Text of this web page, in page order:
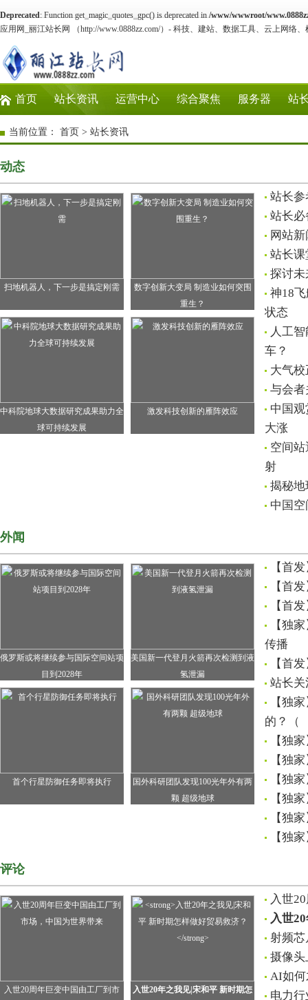
Deprecated: Function get_magic_quotes_gpc() is deprecated in/www/wwwroot/
应用网_丽江站长网 （http://www.0888zz.com/）- 科技、建站、数据工具、云上网络
首页 站长资讯 运营中心 综合聚焦 服务器 站
当前位置： 首页 > 站长资讯
动态
扫地机器人，下一步是搞定刚需
数字创新大变局 制造业如何突围
重生？
中科院地球大数据研究成果助力全
球可持续发展
激发科技创新的雁阵效应
站长
站长
网站
站长
探讨
神18
状态
人工
车？
大气
与会
中国
大涨
空间
射
揭秘
中国
外闻
俄罗斯或将继续参与国际空间站项
目到2028年
美国新一代登月火箭再次检测到液
氢泄漏
首个行星防御任务即将执行
国外科研团队发现100光年外有两
颗 超级地球
【首
【首
【首
【独
传播
【首
站长
【独
的？（
【独
【独
【独
【独
【独
【独
评论
入世20周年巨变中国由工厂到市
入世20年之我见|宋和平 新时期怎
入世
入世
射频
摄像
AI如何
电力